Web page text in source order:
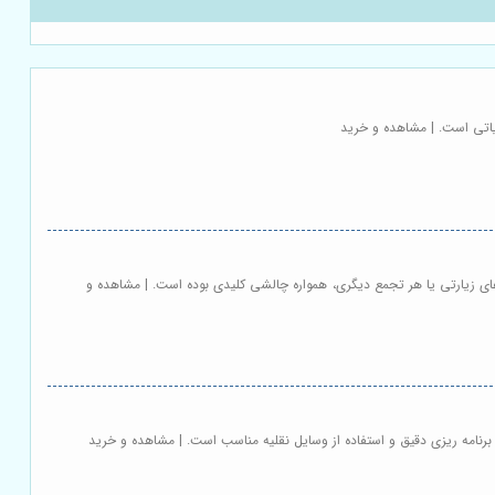
است. | مشاهده و خرید
زیارتی یا هر تجمع دیگری، همواره چالشی کلیدی بوده است. | مشاهده و
ریزی دقیق و استفاده از وسایل نقلیه مناسب است. | مشاهده و خرید